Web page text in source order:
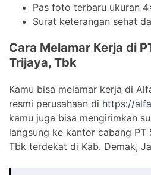
Pas foto terbaru ukuran
Surat keterangan sehat
Cara Melamar Kerja di
Trijaya, Tbk
Kamu bisa melamar kerja di
resmi perusahaan di https://
kamu juga bisa mengirimkan
langsung ke kantor cabang PT
Tbk terdekat di Kab. Demak,